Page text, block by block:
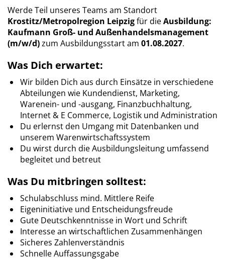
Werde Teil unseres Teams am Standort
Krostitz/Metropolregion Leipzigfür dieAusbildung:
Kaufmann Groß- und Außenhandelsmanagement
(m/w/d)zum Ausbildungsstart am 01.08.2027.
Was Dich erwartet:
Wir bilden Dich aus durch Einsätze in verschiedene
Abteilungen wie Kundendienst, Marketing,
Warenein- und -ausgang, Finanzbuchhaltung,
Internet & E Commerce, Logistik und Administration
Du erlernst den Umgang mit Datenbanken und
unserem Warenwirtschaftssystem
Du wirst durch die Ausbildungsleitung umfassend
begleitet und betreut
Was Du mitbringen solltest:
Schulabschluss mind. Mittlere Reife
Eigeninitiative und Entscheidungsfreude
Gute Deutschkenntnisse in Wort und Schrift
Interesse an wirtschaftlichen Zusammenhängen
Sicheres Zahlenverständnis
Schnelle Auffassungsgabe